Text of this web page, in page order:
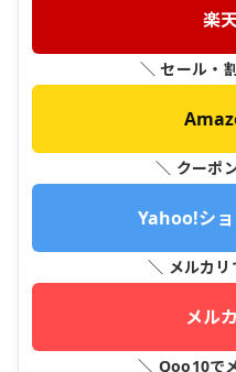
楽
＼ セール・
＼ クーポ
Yahoo!シ
＼ メルカ
メル
＼ Qoo10で